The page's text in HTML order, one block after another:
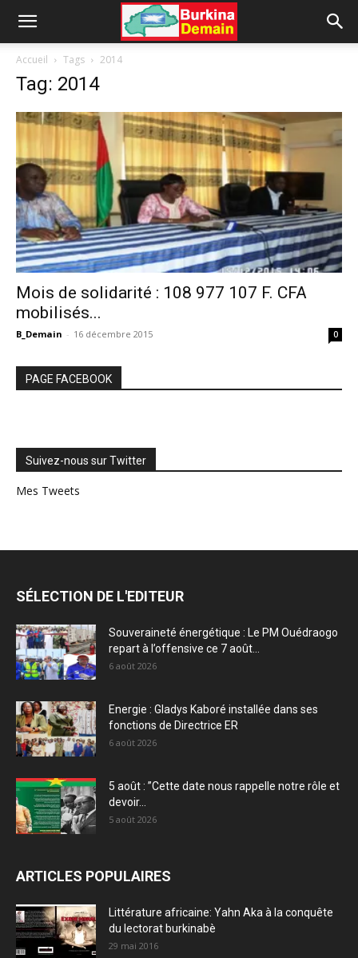
Accueil Tags 2014
Tag: 2014
Mois de solidarité : 108 977 107 F. CFA
mobilisés...
B_Demain - 16 décembre 2015 0
PAGE FACEBOOK
Suivez-nous sur Twitter
Mes Tweets
SÉLECTION DE L'EDITEUR
Souveraineté énergétique : Le PM Ouédraogo
repart à l’offensive ce 7 août...
6 août 2026
Energie : Gladys Kaboré installée dans ses
fonctions de Directrice ER
6 août 2026
5 août : ”Cette date nous rappelle notre rôle et
devoir...
5 août 2026
ARTICLES POPULAIRES
Littérature africaine: Yahn Aka à la conquête
du lectorat burkinabè
29 mai 2016